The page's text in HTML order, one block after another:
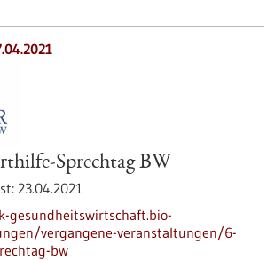
Sprechtag BW
23.04.2021
vergangene-veranstaltungen/6-
bw